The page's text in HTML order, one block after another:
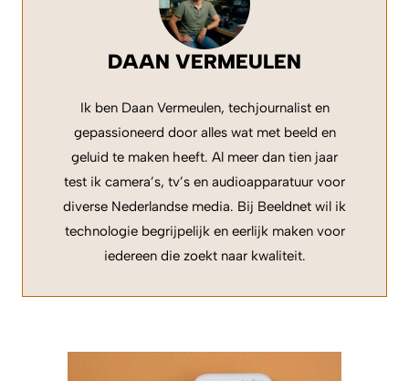
DAAN VERMEULEN
Ik ben Daan Vermeulen, techjournalist en
gepassioneerd door alles wat met beeld en
geluid te maken heeft. Al meer dan tien jaar
test ik camera’s, tv’s en audioapparatuur voor
diverse Nederlandse media. Bij Beeldnet wil ik
technologie begrijpelijk en eerlijk maken voor
iedereen die zoekt naar kwaliteit.